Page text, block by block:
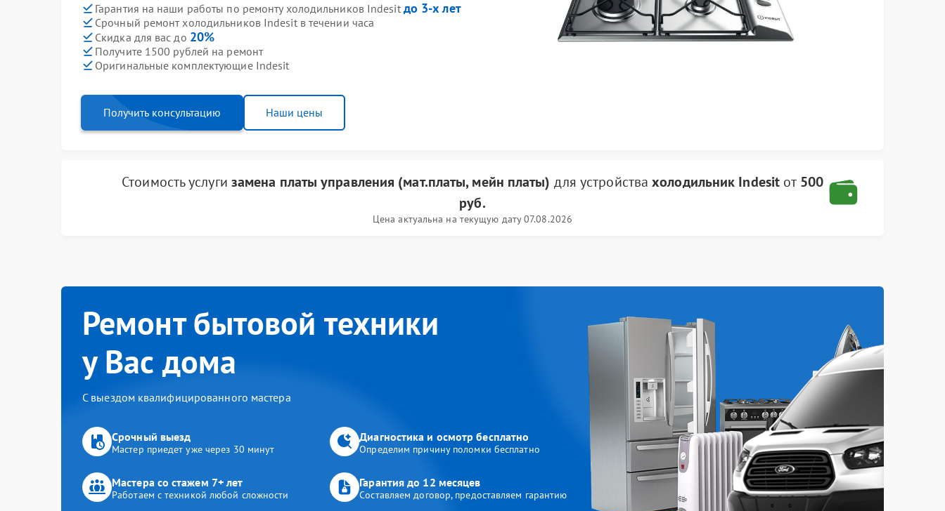
Гарантия на наши работы по ремонту холодильников Indesit до 3-х лет
Срочный ремонт холодильников Indesit в течении часа
Скидка для вас до 20%
Получите 1500 рублей на ремонт
Оригинальные комплектующие Indesit
Получить консультацию Наши цены
Стоимость услуги замена платы управления (мат.платы, мейн платы) для устройствахолодильник Indesit от 500
руб.
Цена актуальна на текущую дату 07.08.2026
Ремонт бытовой техники
у Вас дома
С выездом квалифицированного мастера
Срочный выезд
Мастер приедет уже через 30 минут
Диагностика и осмотр бесплатно
Определим причину поломки бесплатно
Мастера со стажем 7+ лет
Работаем с техникой любой сложности
Гарантия до 12 месяцев
Составляем договор, предоставляем гарантию